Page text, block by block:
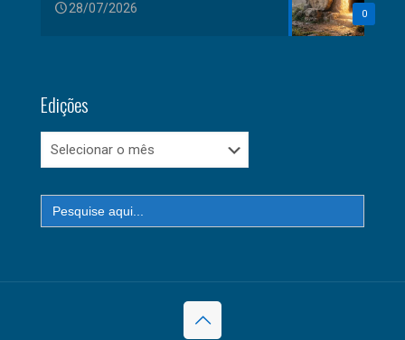
0
28/07/2026
Edições
Edições
Search
for: